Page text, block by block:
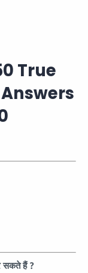
True
सकते हैं ?